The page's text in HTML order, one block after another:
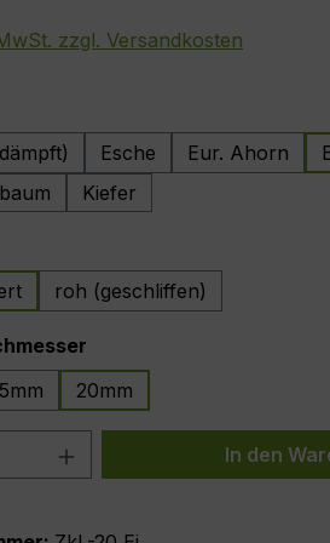
zzgl. Versandkosten
Esche Eur. Ahorn
Kiefer
roh (geschliffen)
20mm
Anzahl: Gib denIn den